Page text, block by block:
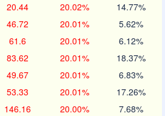
20.44 20.02% 14.77%
46.72 20.01% 5.62%
61.6 20.01% 6.12%
83.62 20.01% 18.37%
49.67 20.01% 6.83%
53.33 20.01% 17.26%
146.16 20.00% 7.68%